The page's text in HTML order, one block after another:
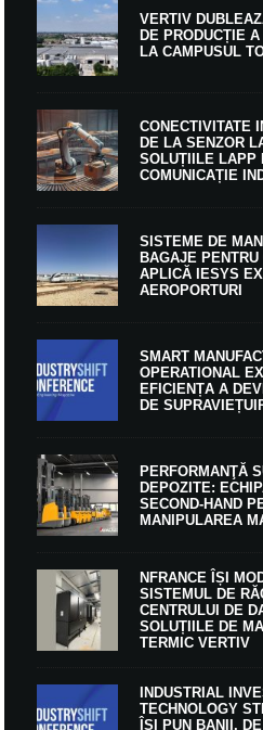
VERTIV
DE PRODUCȚIE
LA CAMPUSUL
CONECTIVITATE
DE LA SENZOR
SOLUȚIILE LAPP
COMUNICAȚIE
SISTEME DE
BAGAJE PENTRU
APLICĂ IESYS
AEROPORTURI
SMART
OPERATIONAL
EFICIENȚA A
DE
PERFORMANŢĂ
DEPOZITE:
SECOND-HAND
MANIPULAREA
NFRANCE ÎȘI
SISTEMUL DE
CENTRULUI DE
SOLUȚIILE DE
TERMIC VERTIV
INDUSTRIAL
TECHNOLOGY
ÎȘI PUN BANII,